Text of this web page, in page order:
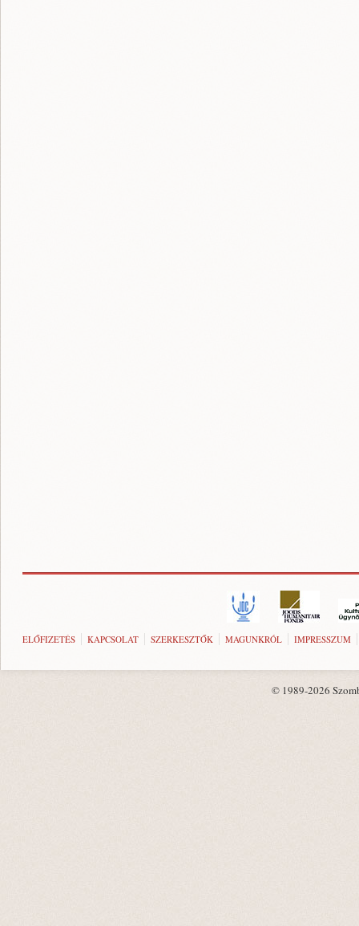
ELŐFIZETÉS KAPCSOLAT SZERKESZTŐK MAGUNKRÓL IMPRESSZUM
© 1989-2026